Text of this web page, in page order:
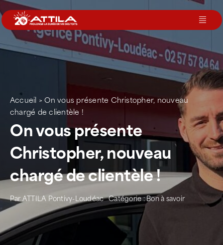
Passer
au
contenu
Le groupe
Nos agences
Votre toit
Rejoignez-nous
Devenir Franchisé
Accueil >On vous présente Christopher, nouveau
chargé de clientèle !
On vous présente
Christopher, nouveau
chargé de clientèle !
ParATTILA Pontivy-Loudéac Catégorie :Bon à savoir